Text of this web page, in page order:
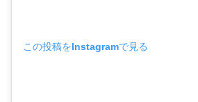
この投稿をInstagramで見る